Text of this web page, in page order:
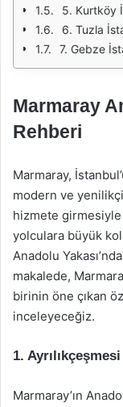
5. Kurtköy
6. Tuzla
7. Gebze
Marmaray
Rehberi
Marmaray,
modern ve
hizmete
yolculara büyük
Anadolu
makalede,
birinin öne çıkan
inceleyeceğiz.
1.
Marmaray’ın